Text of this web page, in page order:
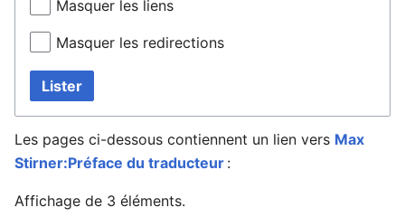
Masquer les liens
Masquer les redirections
Lister
Les pages ci-dessous contiennent un lien vers Max
Stirner:Préface du traducteur :
Affichage de 3 éléments.